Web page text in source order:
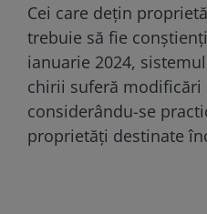
Cei care dețin
trebuie să fie
ianuarie 2024,
chirii suferă modificări
considerându-se
proprietăți destinate